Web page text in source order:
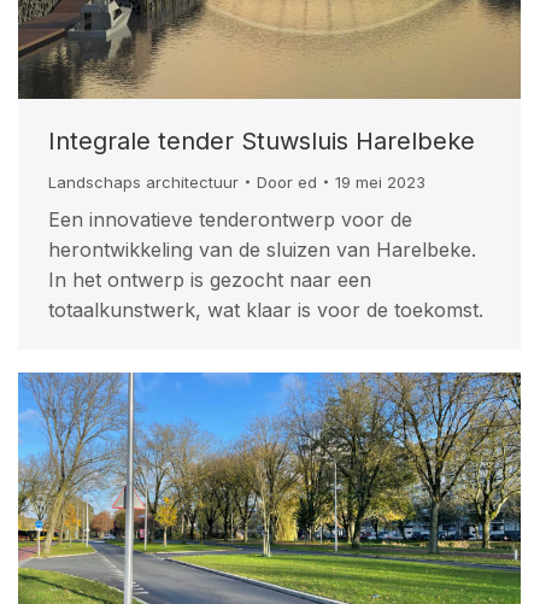
Integrale tender Stuwsluis Harelbeke
Landschaps architectuur Door ed 19 mei 2023
Een innovatieve tenderontwerp voor de
herontwikkeling van de sluizen van Harelbeke.
In het ontwerp is gezocht naar een
totaalkunstwerk, wat klaar is voor de toekomst.